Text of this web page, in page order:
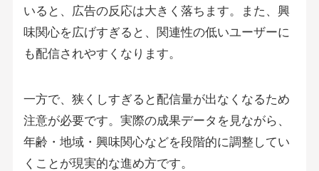
いると、広告の反応は大きく落ちます。また、興
味関心を広げすぎると、関連性の低いユーザーに
も配信されやすくなります。
一方で、狭くしすぎると配信量が出なくなるため
注意が必要です。実際の成果データを見ながら、
年齢・地域・興味関心などを段階的に調整してい
くことが現実的な進め方です。